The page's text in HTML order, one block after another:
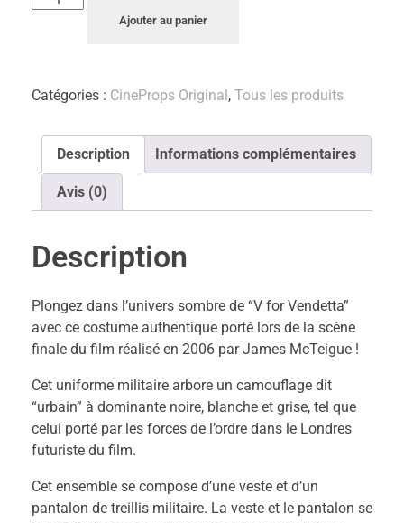
Ajouter au panier
Catégories : CineProps Original, Tous les produits
Description Informations complémentaires
Avis (0)
Description
Plongez dans l’univers sombre de “V for Vendetta”
avec ce costume authentique porté lors de la scène
finale du film réalisé en 2006 par James McTeigue !
Cet uniforme militaire arbore un camouflage dit
“urbain” à dominante noire, blanche et grise, tel que
celui porté par les forces de l’ordre dans le Londres
futuriste du film.
Cet ensemble se compose d’une veste et d’un
pantalon de treillis militaire. La veste et le pantalon se